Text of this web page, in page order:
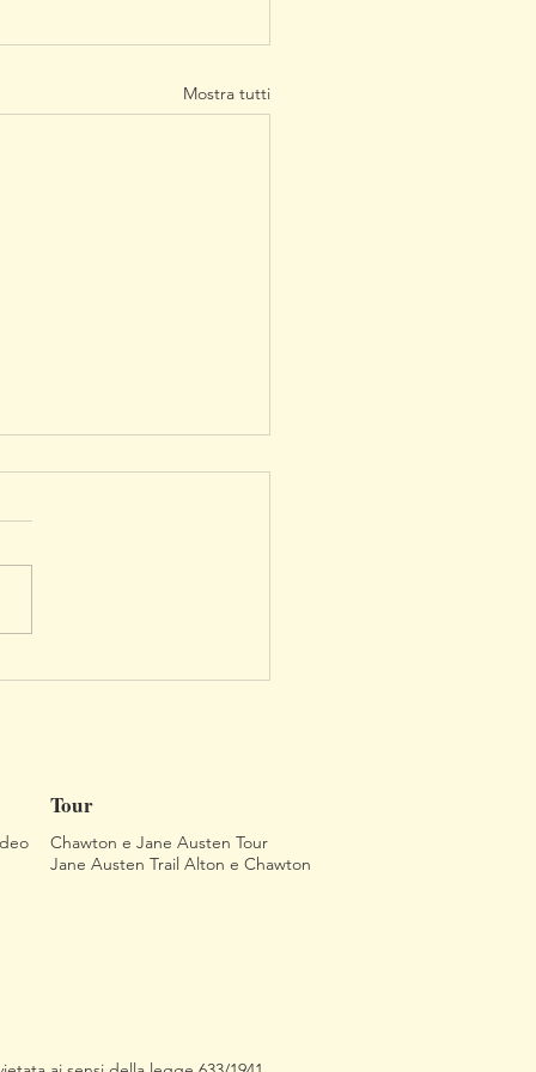
Mostra tutti
del giardino più
Tour
Chawton e Jane Austen Tour
Jane Austen Trail Alton e Chawton